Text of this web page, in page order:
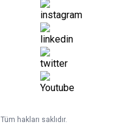
hakları saklıdır.